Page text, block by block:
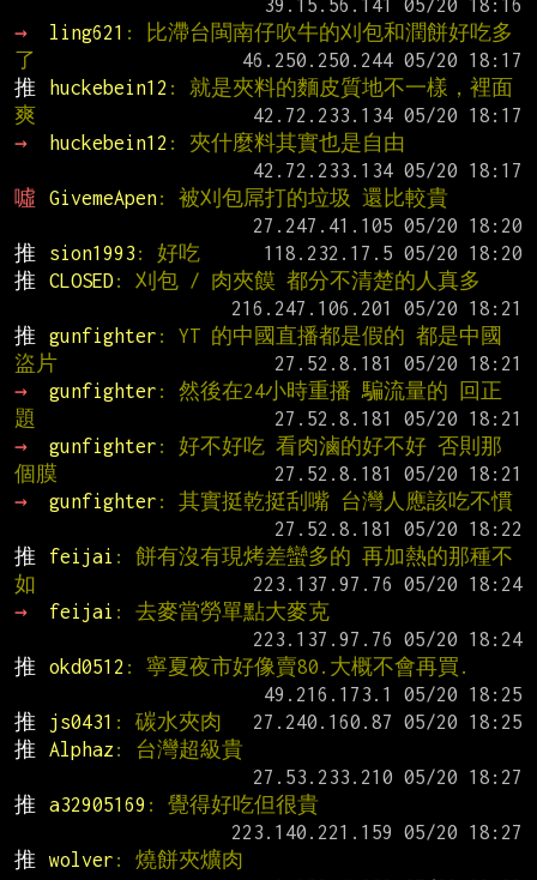
→
ling621 : 比滯台閩南仔吹牛的刈包和潤餅好吃多
了
推
huckebein12 : 就是夾料的麵皮質地不一樣，裡面
爽
→
huckebein12 : 夾什麼料其實也是自由
噓
GivemeApen: 被刈包屌打的垃圾 還比較貴
推
sion1993 : 好吃
推
CLOSED : 刈包 / 肉夾饃 都分不清楚的人真多
推
gunfighter : YT 的中國直播都是假的 都是中國
盜片
→
gunfighter : 然後在24小時重播 騙流量的 回正
題
→
gunfighter : 好不好吃 看肉滷的好不好 否則那
個膜
→
gunfighter : 其實挺乾挺刮嘴 台灣人應該吃不慣
推
feijai : 餅有沒有現烤差蠻多的 再加熱的那種不
如
→
feijai : 去麥當勞單點大麥克
推
okd0512 : 寧夏夜市好像賣80.大概不會再買.
推
js0431 : 碳水夾肉
推
Alphaz : 台灣超級貴
推
a32905169 : 覺得好吃但很貴
推
wolver : 燒餅夾爌肉